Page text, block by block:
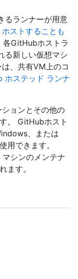
るランナーが用意
ホストすることも
各GitHubホストラ
る新しい仮想マシ
、共有VM上のコ
ホステッド ランナ
ョンとその他の
。 GitHubホスト
、または
用できます。
シンのメンテナ
ます。